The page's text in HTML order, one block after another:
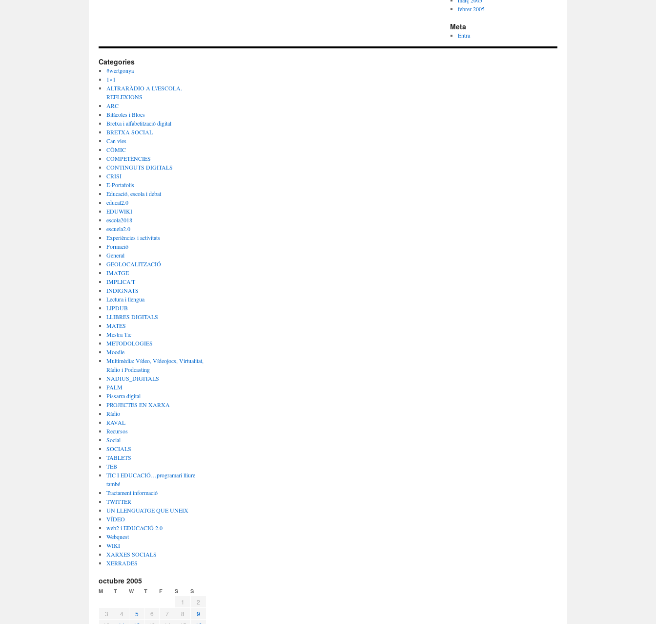
febrer 2005
Meta
Entra
Categories
#wertgonya
1×1
ALTRARÀDIO A L\'ESCOLA.
REFLEXIONS
ARC
Bitàcoles i Blocs
Bretxa i alfabetització digital
BRETXA SOCIAL
Can vies
CÒMIC
COMPETÈNCIES
CONTINGUTS DIGITALS
CRISI
E-Portafolis
Educació, escola i debat
educat2.0
EDUWIKI
escola2018
escuela2.0
Experiències i activitats
Formació
General
GEOLOCALITZACIÓ
IMATGE
IMPLICA'T
INDIGNATS
Lectura i llengua
LIPDUB
LLIBRES DIGITALS
MATES
Mestra Tic
METODOLOGIES
Moodle
Multimèdia: Vídeo, Vídeojocs, Virtualitat,
Ràdio i Podcasting
NADIUS_DIGITALS
PALM
Pissarra digital
PROJECTES EN XARXA
Ràdio
RAVAL
Recursos
Social
SOCIALS
TABLETS
TEB
TIC I EDUCACIÓ…programari lliure
també
Tractament informació
TWITTER
UN LLENGUATGE QUE UNEIX
VÍDEO
web2 i EDUCACIÓ 2.0
Webquest
WIKI
XARXES SOCIALS
XERRADES
octubre 2005
M T W T F S S
1
2
3
4 5 6 7 8
9